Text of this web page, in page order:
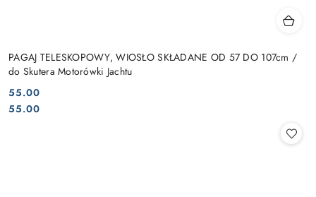
PAGAJ TELESKOPOWY, WIOSŁO SKŁADANE OD 57 DO 107cm /
do Skutera Motorówki Jachtu
Cena:
55.00
Cena:
55.00